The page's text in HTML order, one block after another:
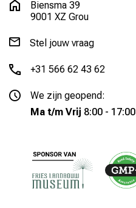
Biensma 39
9001 XZ Grou
Stel jouw vraag
+31 566 62 43 62
We zijn geopend:
Ma t/m Vrij 8:00 - 17:00